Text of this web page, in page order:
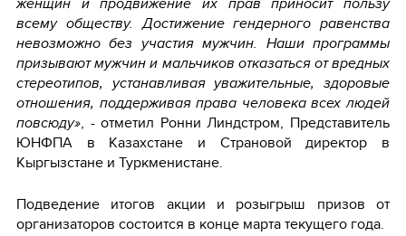
всему обществу. Достижение гендерного равенства
невозможно без участия мужчин. Наши программы
призывают мужчин и мальчиков отказаться от вредных
стереотипов, устанавливая уважительные, здоровые
отношения, поддерживая права человека всех людей
повсюду», - отметил Ронни Линдстром, Представитель
ЮНФПА в Казахстане и Страновой директор в
Кыргызстане и Туркменистане.
Подведение итогов акции и розыгрыш призов от
организаторов состоится в конце марта текущего года.